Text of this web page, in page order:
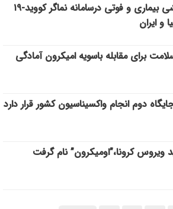
روند کاهشی بیماری و فوتی درسامانه نماگر کووید-۱۹
برای مقابله باسویه امیکرون آمادگی
دوم انجام واکسیناسیون کشور قرار دارد
ویروس کرونا،”اومیکرون” نام گرفت